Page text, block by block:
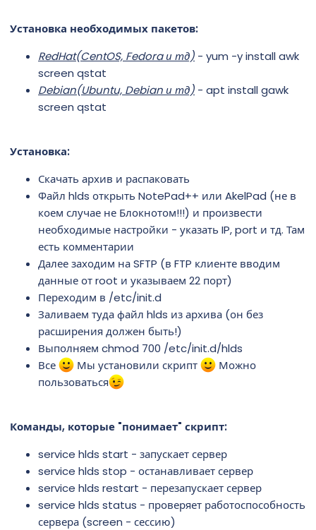
Установка необходимых пакетов:
RedHat(CentOS, Fedora и тд) - yum -y install awk
screen qstat
Debian(Ubuntu, Debian и тд) - apt install gawk
screen qstat
Установка:
Скачать архив и распаковать
Файл hlds открыть NotePad++ или AkelPad (не в
коем случае не Блокнотом!!!) и произвести
необходимые настройки - указать IP, port и тд. Там
есть комментарии
Далее заходим на SFTP (в FTP клиенте вводим
данные от root и указываем 22 порт)
Переходим в /etc/init.d
Заливаем туда файл hlds из архива (он без
расширения должен быть!)
Выполняем chmod 700 /etc/init.d/hlds
Все
Мы установили скрипт
Можно
пользоваться
Команды, которые "понимает" скрипт:
service hlds start - запускает сервер
service hlds stop - останавливает сервер
service hlds restart - перезапускает сервер
service hlds status - проверяет работоспособность
сервера (screen - сессию)